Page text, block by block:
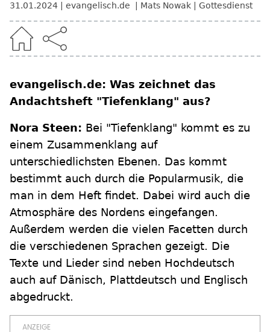
31.01.2024 evangelisch.de Mats Nowak Gottesdienst
evangelisch.de: Was zeichnet das
Andachtsheft "Tiefenklang" aus?
Nora Steen: Bei "Tiefenklang" kommt es zu
einem Zusammenklang auf
unterschiedlichsten Ebenen. Das kommt
bestimmt auch durch die Popularmusik, die
man in dem Heft findet. Dabei wird auch die
Atmosphäre des Nordens eingefangen.
Außerdem werden die vielen Facetten durch
die verschiedenen Sprachen gezeigt. Die
Texte und Lieder sind neben Hochdeutsch
auch auf Dänisch, Plattdeutsch und Englisch
abgedruckt.